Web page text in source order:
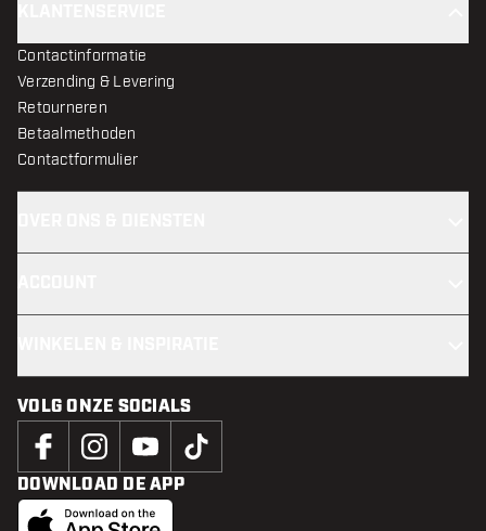
Contactinformatie
Verzending & Levering
Retourneren
Betaalmethoden
Contactformulier
VOLG ONZE SOCIALS
DOWNLOAD DE APP